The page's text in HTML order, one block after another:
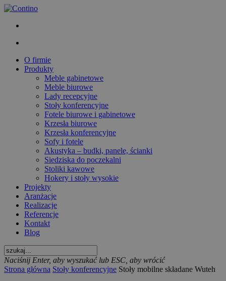
O firmie
Produkty
Meble gabinetowe
Meble biurowe
Lady recepcyjne
Stoły konferencyjne
Fotele biurowe i gabinetowe
Krzesła biurowe
Krzesła konferencyjne
Sofy i fotele
Akustyka – budki, panele, ścianki
Siedziska do poczekalni
Stoliki kawowe
Hokery i stoły wysokie
Projekty
Aranżacje
Realizacje
Referencje
Kontakt
Blog
Naciśnij Enter, aby wyszukać lub ESC, aby wrócić
Strona główna Stoły konferencyjne Stoły mobilne składane Wuteh